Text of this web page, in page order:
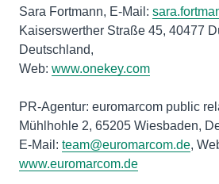
Sara Fortmann, E-Mail:
Kaiserswerther Straße 45, 40477
Deutschland,
Web: www.onekey.com
PR-Agentur: euromarcom public
Mühlhohle 2, 65205 Wiesbaden,
E-Mail: team@euromarcom.de,
www.euromarcom.de